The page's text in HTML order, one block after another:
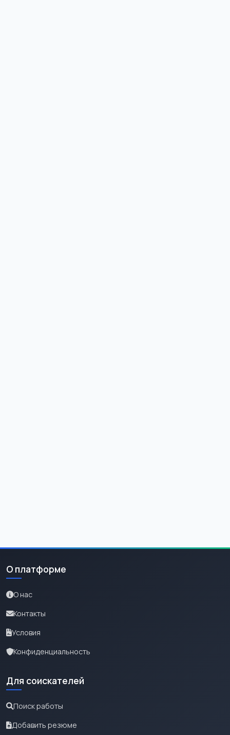
О платформе
О нас
Контакты
Условия
Конфиденциальность
Для соискателей
Поиск работы
Добавить резюме